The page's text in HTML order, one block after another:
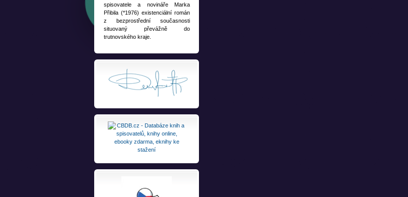
spisovatele a novináře Marka
Přibila (*1976) existenciální román
z bezprostřední současnosti
situovaný převážně do
trutnovského kraje.